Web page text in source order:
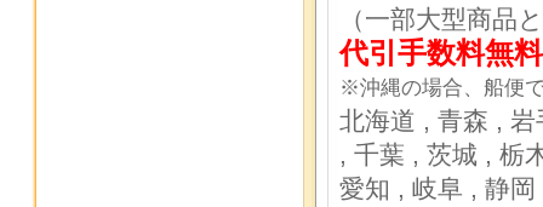
（一部大型商品
代引手数料無
※沖縄の場合、船便
北海道 , 青森 ,
, 千葉 , 茨城 , 栃
愛知 , 岐阜 , 静